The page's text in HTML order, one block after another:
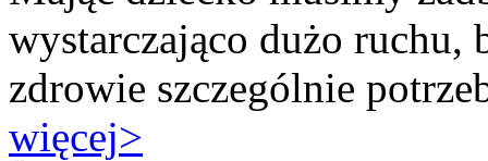
wystarczająco dużo ruchu,
zdrowie szczególnie
więcej>